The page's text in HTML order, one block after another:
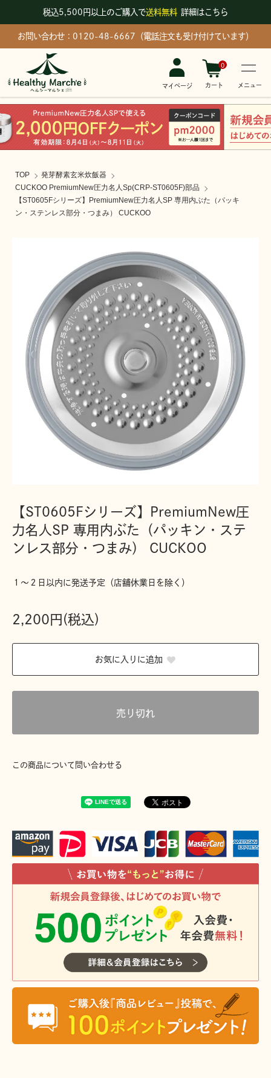
税込5,500円以上のご購入で送料無料 詳細はこちら
お問い合わせ：0120-48-6667（電話注文も受け付けています）
マイページ
0
カート メニュー
TOP
発芽酵素玄米炊飯器
CUCKOO PremiumNew圧力名人Sp(CRP-ST0605F)部品
【ST0605Fシリーズ】PremiumNew圧力名人SP 専用内ぶた（パッキ
ン・ステンレス部分・つまみ） CUCKOO
【ST0605Fシリーズ】PremiumNew圧
力名人SP 専用内ぶた（パッキン・ステ
ンレス部分・つまみ） CUCKOO
１〜２日以内に発送予定（店舗休業日を除く）
2,200円(税込)
お気に入りに追加
売り切れ
この商品について問い合わせる